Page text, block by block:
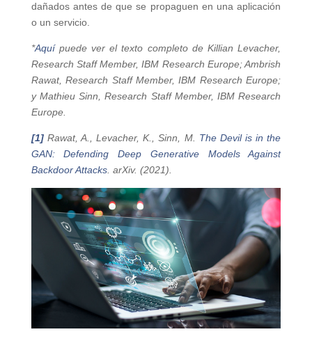
dañados antes de que se propaguen en una aplicación
o un servicio.
*Aquípuede ver el texto completo de Killian Levacher,
Research Staff Member, IBM Research Europe; Ambrish
Rawat, Research Staff Member, IBM Research Europe;
y Mathieu Sinn, Research Staff Member, IBM Research
Europe.
[1]Rawat, A., Levacher, K., Sinn, M. The Devil is in the
GAN: Defending Deep Generative Models Against
Backdoor Attacks. arXiv. (2021).